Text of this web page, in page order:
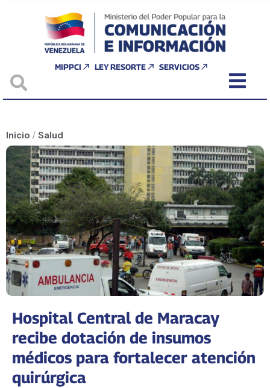
MIPPCI LEY RESORTE SERVICIOS
Inicio / Salud
Hospital Central de Maracay
recibe dotación de insumos
médicos para fortalecer atención
quirúrgica